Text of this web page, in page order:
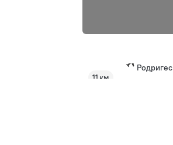
Родригес
11 км